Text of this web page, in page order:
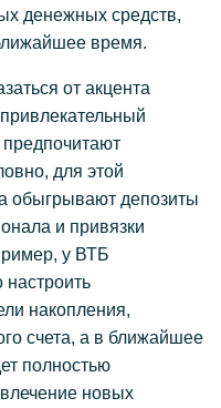
денежных средств,
время.
от акцента
предпочитают
для этой
обыгрывают депозиты
и привязки
у ВТБ
накопления,
счета, а в ближайшее
полностью
новых